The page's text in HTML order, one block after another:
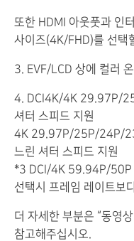
또한 HDMI 아웃풋과 인
사이즈(4K/FHD)를 선택
3. EVF/LCD 상에 컬러
4. DCI4K/4K 29.97P/
셔터 스피드 지원
4K 29.97P/25P/24P/
느린 셔터 스피드 지원
*3 DCI/4K 59.94P/50P
선택시 프레임 레이트보
더 자세한 부분은 “동영
참고해주십시오.